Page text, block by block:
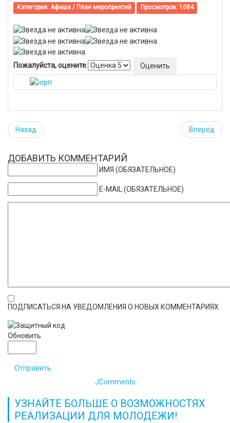
Категория:Афиша / План мероприятий Просмотров: 1084
Пожалуйста, оцените
Назад Вперёд
ДОБАВИТЬ КОММЕНТАРИЙ
ИМЯ (ОБЯЗАТЕЛЬНОЕ)
E-MAIL (ОБЯЗАТЕЛЬНОЕ)
ПОДПИСАТЬСЯ НА УВЕДОМЛЕНИЯ О НОВЫХ КОММЕНТАРИЯХ
Обновить
Отправить
JComments
УЗНАЙТЕ БОЛЬШЕ О ВОЗМОЖНОСТЯХ
РЕАЛИЗАЦИИ ДЛЯ МОЛОДЕЖИ!